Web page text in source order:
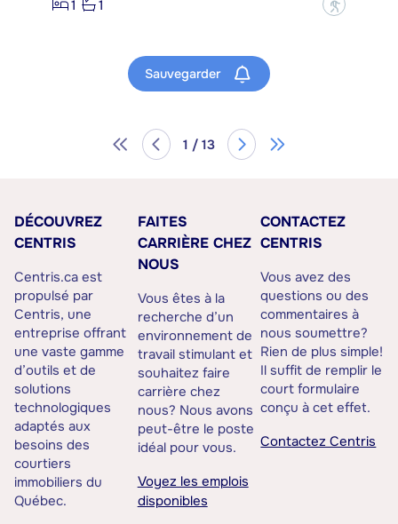
1
1 ?
Sauvegarder
1 / 13
DÉCOUVREZ
CENTRIS
Centris.ca est
propulsé par
Centris, une
entreprise offrant
une vaste gamme
d’outils et de
solutions
technologiques
adaptés aux
besoins des
courtiers
immobiliers du
Québec.
FAITES
CARRIÈRE CHEZ
NOUS
Vous êtes à la
recherche d’un
environnement de
travail stimulant et
souhaitez faire
carrière chez
nous? Nous avons
peut-être le poste
idéal pour vous.
Voyez les emplois
disponibles
CONTACTEZ
CENTRIS
Vous avez des
questions ou des
commentaires à
nous soumettre?
Rien de plus simple!
Il suffit de remplir le
court formulaire
conçu à cet effet.
Contactez Centris